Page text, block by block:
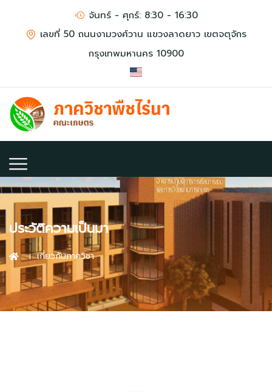
จันทร์ - ศุกร์: 8:30 - 16:30
เลขที่ 50 ถนนงามวงศ์วาน แขวงลาดยาว เขตจตุจักร
กรุงเทพมหานคร 10900
ประวัติความเป็นมา
เกี่ยวกับภาควิชา